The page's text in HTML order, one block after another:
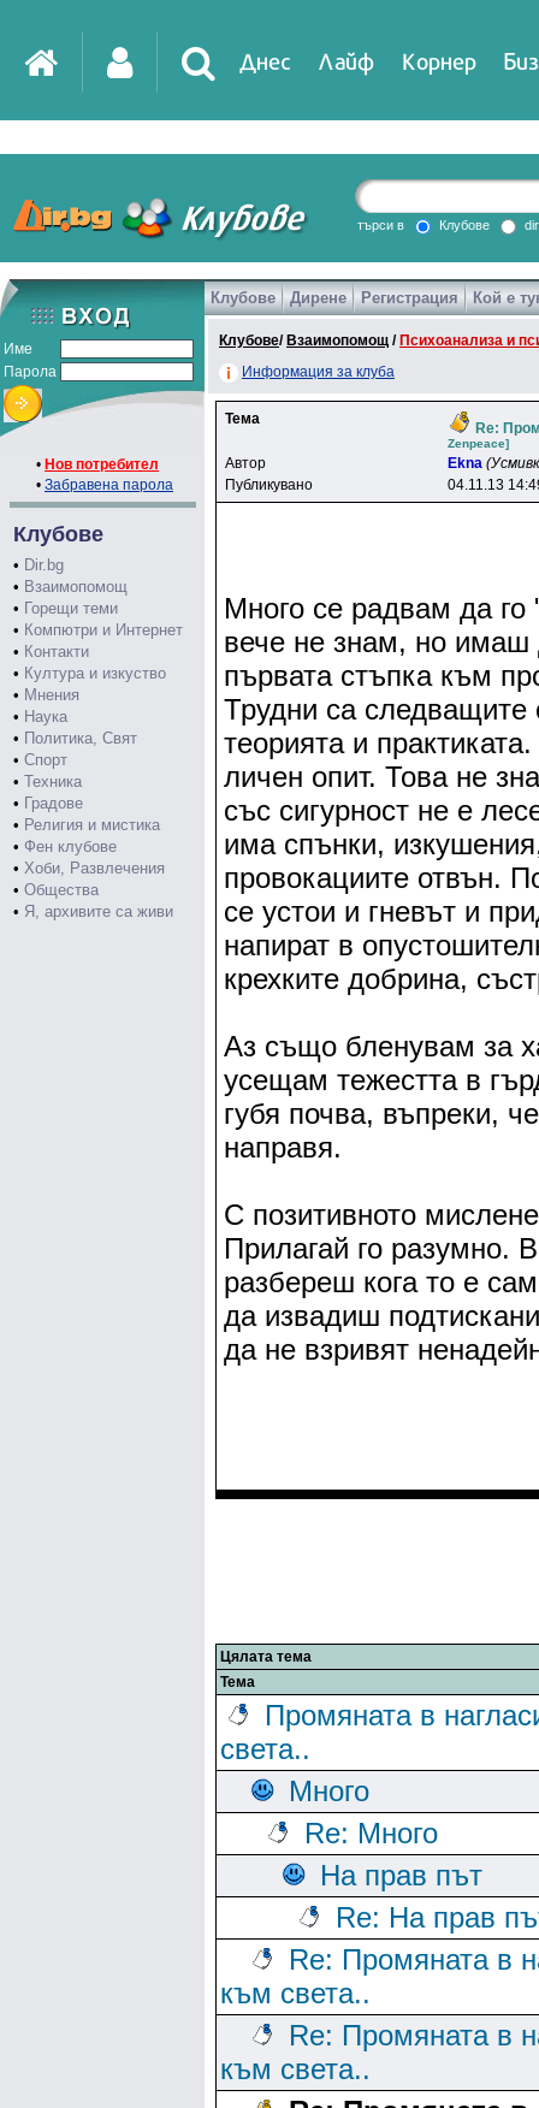
Днес Лайф Корнер
DirTV Impressio
Games
търси в Клубове
Име
Парола
• Нов потребител
• Забравена парола
Клубове
• Dir.bg
• Взаимопомощ
• Горещи теми
• Компютри и Интернет
• Контакти
• Култура и изкуство
• Мнения
• Наука
• Политика, Свят
• Спорт
• Техника
• Градове
• Религия и мистика
• Фен клубове
• Хоби, Развлечения
• Общества
• Я, архивите са живи
Клубове Дирене Регистрация Кой е
Клубове/ Взаимопомощ / Психоанализа и
Информация за клуба
Тема
Re:
Zenpeace]
Автор Ekna
Публикувано
04.11.13
Много се радвам да
вече не знам, но имаш
първата стъпка към
Трудни са следващите
теорията и
личен опит. Това не
със сигурност не е
има спънки,
провокациите отвън.
се устои и гневът и
напират в
крехките добрина,
Аз също бленувам за
усещам тежестта в
губя почва, въпреки,
направя.
С позитивното
Прилагай го разумно.
разбереш кога то е
да извадиш
да не взривят
Цялата тема
Тема
Промяната в
света..
Много
Re: Много
На прав път
Re: На прав
Re: Промяната в
към света..
Re: Промяната в
към света..